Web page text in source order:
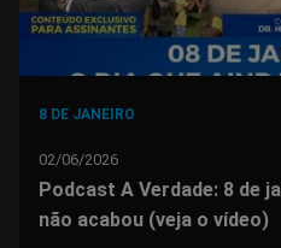
8 DE JANEIRO
02/06/2026
Podcast A Verdade: 8 de
não acabou (veja o vídeo)